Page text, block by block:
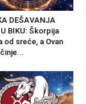
DEŠAVANJA
BIKU: Škorpija
od sreće, a Ovan